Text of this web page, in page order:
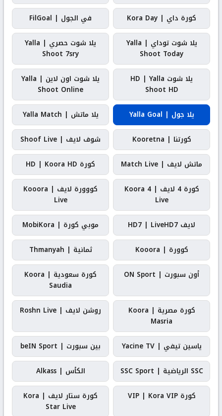
كورة داي | Kora Day
في الجول | FilGoal
يلا شوت توداي | Yalla
Shoot Today
يلا شوت حصري | Yalla
Shoot 7sry
يلا شوت HD | Yalla
Shoot HD
يلا شوت اون لاين | Yalla
Shoot Online
يلا جول | Yalla Goal
يلا ماتش | Yalla Match
كورتنا | Kooretna
شوف لايف | Shoof Live
ماتش لايف | Match Live
كورة HD | Koora HD
كورة 4 لايف | Koora 4
Live
كووورة لايف | Kooora
Live
لايف HD7 | LiveHD7
موبي كورة | MobiKora
كوورة | Kooora
ثمانية | Thmanyah
أون سبورت | ON Sport
كورة سعودية | Koora
Saudia
كورة مصرية | Koora
Masria
روشن لايف | Roshn Live
ياسين تيفي | Yacine TV
بين سبورت | beIN Sport
SSC الرياضية | SSC Sport
الكأس | Alkass
كورة VIP | Kora VIP
كورة ستار لايف | Kora
Star Live